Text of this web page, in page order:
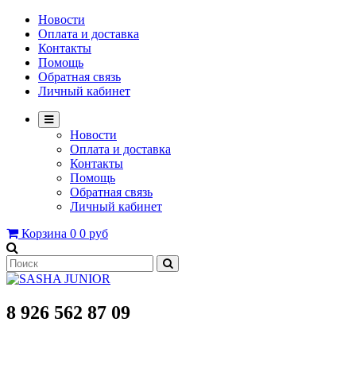
Новости
Оплата и доставка
Контакты
Помощь
Обратная связь
Личный кабинет
Новости
Оплата и доставка
Контакты
Помощь
Обратная связь
Личный кабинет
Корзина 0 0 руб
8 926 562 87 09